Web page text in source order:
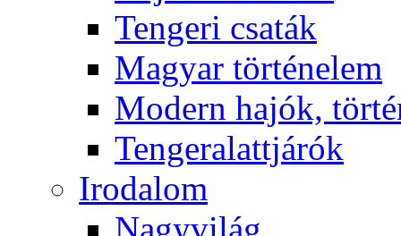
Tengeri csaták
Magyar történelem
Modern hajók,
Tengeralattjárók
Irodalom
Nagyvilág